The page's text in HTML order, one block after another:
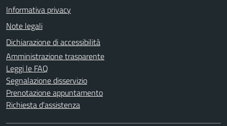
Informativa privacy
Note legali
Dichiarazione di accessibilità
Amministrazione trasparente
Leggi le FAQ
Segnalazione disservizio
Prenotazione appuntamento
Richiesta d'assistenza